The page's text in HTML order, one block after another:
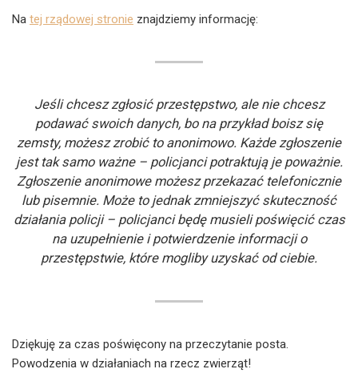
Na tej rządowej stronie znajdziemy informację:
Jeśli chcesz zgłosić przestępstwo, ale nie chcesz
podawać swoich danych, bo na przykład boisz się
zemsty, możesz zrobić to anonimowo. Każde zgłoszenie
jest tak samo ważne – policjanci potraktują je poważnie.
Zgłoszenie anonimowe możesz przekazać telefonicznie
lub pisemnie. Może to jednak zmniejszyć skuteczność
działania policji – policjanci będę musieli poświęcić czas
na uzupełnienie i potwierdzenie informacji o
przestępstwie, które mogliby uzyskać od ciebie.
Dziękuję za czas poświęcony na przeczytanie posta.
Powodzenia w działaniach na rzecz zwierząt!